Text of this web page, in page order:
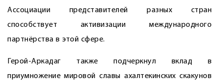
Ассоциации представителей разных стран
способствует активизации международного
партнёрства в этой сфере.
Герой-Аркадаг также подчеркнул вклад в
приумножение мировой славы ахалтекинских скакунов